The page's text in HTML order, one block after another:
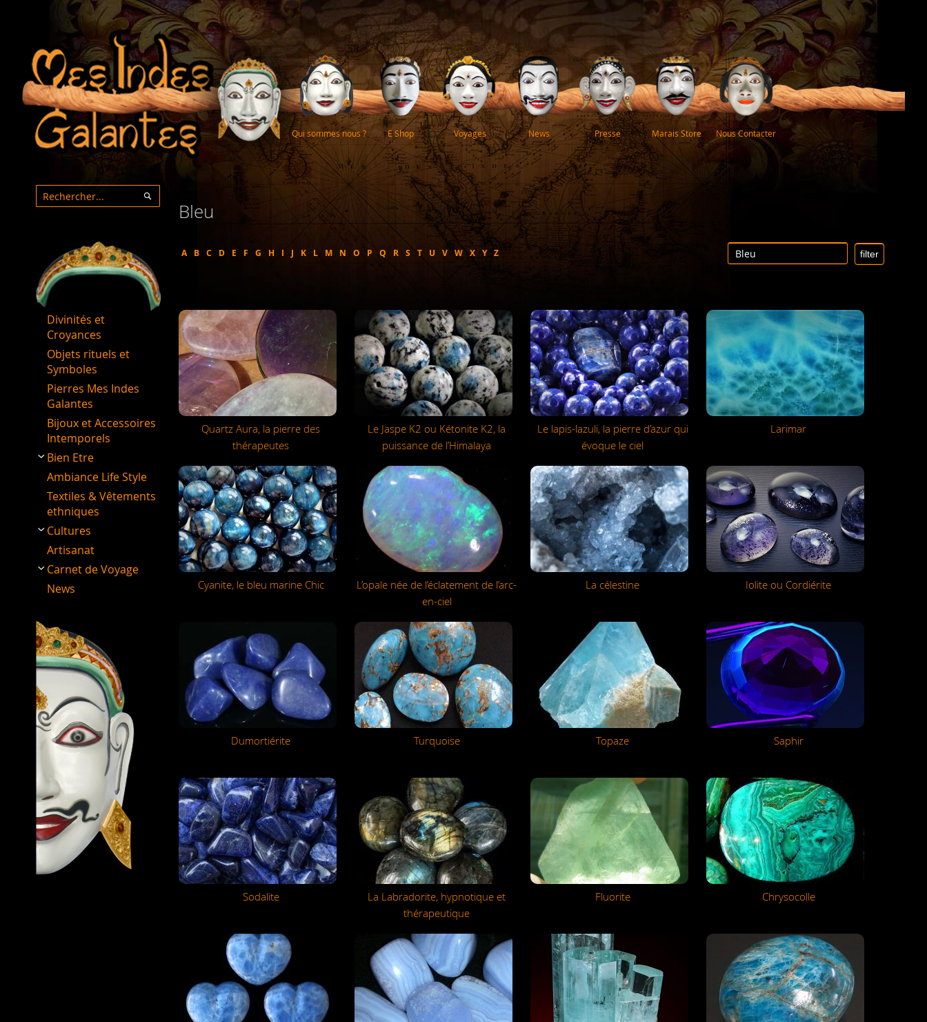
Qui sommes nous ? E Shop Voyages News Presse Marais Store Nous Contacter
Bleu
A B C D E F G H I J K L M N O P Q R S T U V W X Y Z
Quartz Aura, la pierre des
thérapeutes
Le Jaspe K2 ou Kétonite K2, la
puissance de l’Himalaya
Le lapis-lazuli, la pierre d’azur qui
évoque le ciel
Larimar
Cyanite, le bleu marine Chic
L’opale née de l’éclatement de l’arc-
en-ciel
La célestine Iolite ou Cordiérite
Dumortiérite Turquoise Topaze Saphir
Sodalite
La Labradorite, hypnotique et
thérapeutique
Fluorite Chrysocolle
Rechercher Rechercher
Divinités et
Croyances
Objets rituels et
Symboles
Pierres Mes Indes
Galantes
Bijoux et Accessoires
Intemporels
Bien Etre
Ambiance Life Style
Textiles & Vêtements
ethniques
Cultures
Artisanat
Carnet de Voyage
News